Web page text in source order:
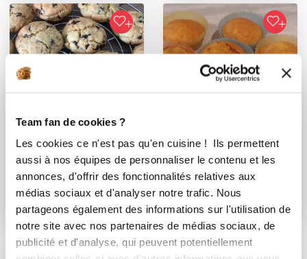
Team fan de cookies ?
Les cookies ce n'est pas qu'en cuisine ! Ils permettent
aussi à nos équipes de personnaliser le contenu et les
annonces, d'offrir des fonctionnalités relatives aux
médias sociaux et d'analyser notre trafic. Nous
partageons également des informations sur l'utilisation de
notre site avec nos partenaires de médias sociaux, de
publicité et d'analyse, qui peuvent potentiellement
Helene Dubois
Conseillère Guy Demarle
Cookies moelleux
vanessa_srs38
Muffins moelleux